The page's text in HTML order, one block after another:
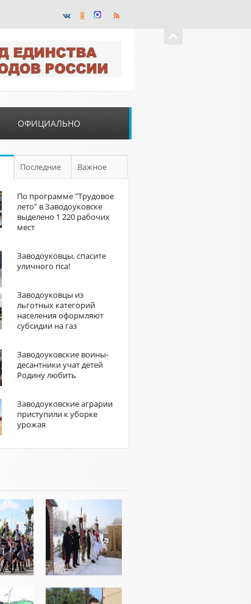
ОФИЦИАЛЬНО
Последние Важное
По программе "Трудовое
лето" в Заводоуковске
выделено 1 220 рабочих
мест
Заводоуковцы, спасите
уличного пса!
Заводоуковцы из
льготных категорий
населения оформляют
субсидии на газ
Заводоуковские воины-
десантники учат детей
Родину любить
Заводоуковские аграрии
приступили к уборке
урожая